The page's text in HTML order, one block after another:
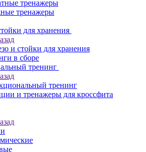
тренажеры
тренажеры
для хранения
и стойки для хранения
в сборе
тренинг
тренинг
и тренажеры для кроссфита